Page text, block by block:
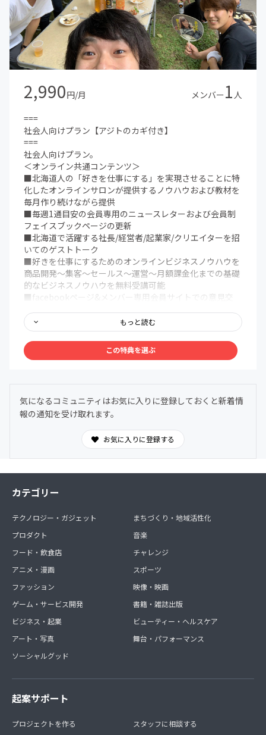
「アジト」の利用権利(カギをお渡しします)
地下鉄大通駅徒歩5-7分、狸小路7丁目徒歩30秒の札幌市最
強の好立地。
滞在時間無制限、ドリンク飲み放題。考えられる限りの新
型コロナウィルス対策。本サロンメンバーのみの完全会員
制コワーキングスペース兼カフェゆえに不特定多数の出入
りおよび三密回避徹底。
ビジネス教材・海外最先端マーケティング教材など大人心
■年3〜4回目安の定例イベント（北海道を代表するゲスト
を招いてトーク+懇親会）
■年1回のビジネスと遊びにガチで取り組む合宿
■札幌および北海道の名店オフ会
■テレビ出演・出版他メディア露出時にイベント参加など
随時巻き込み型の企画あり
2,990円/月 メンバー1 人
===
社会人向けプラン【アジトのカギ付き】
===
社会人向けプラン。
＜オンライン共通コンテンツ＞
■北海道人の「好きを仕事にする」を実現させることに特
化したオンラインサロンが提供するノウハウおよび教材を
毎月作り続けながら提供
■毎週1通目安の会員専用のニュースレターおよび会員制
フェイスブックページの更新
■北海道で活躍する社長/経営者/起業家/クリエイターを招
いてのゲストトーク
■好きを仕事にするためのオンラインビジネスノウハウを
商品開発〜集客〜セールス〜運営〜月額課金化までの基礎
的なビジネスノウハウを無料受講可能
■facebookページ&メンバー専用会員サイトでの意見交
■生配信やイベント当日を逃しても後から見返すことがで
きる「専用会員ページ」ノウハウ
＜オフライン共通コンテンツ＞
強の好立地。
滞在時間無制限、ドリンク飲み放題。考えられる限りの新
型コロナウィルス対策。本サロンメンバーのみの完全会員
制コワーキングスペース兼カフェゆえに不特定多数の出入
りおよび三密回避徹底。
をくすぐるコンテンツを豊富に完備、もちろん読み放題。
■年3〜4回目安の定例イベント（北海道を代表するゲスト
を招いてトーク+懇親会）
■年1回のビジネスと遊びにガチで取り組む合宿
■札幌および北海道の名店オフ会
■テレビ出演・出版他メディア露出時にイベント参加など
随時巻き込み型の企画あり
もっと読む
この特典を選ぶ
気になるコミュニティはお気に入りに登録しておくと新着情
報の通知を受け取れます。
お気に入りに登録する
カテゴリー
テクノロジー・ガジェット
プロダクト
フード・飲食店
アニメ・漫画
ファッション
ゲーム・サービス開発
ビジネス・起業
アート・写真
ソーシャルグッド
まちづくり・地域活性化
音楽
チャレンジ
スポーツ
映像・映画
書籍・雑誌出版
ビューティー・ヘルスケア
舞台・パフォーマンス
起案サポート
プロジェクトを作る
スタッフに相談する